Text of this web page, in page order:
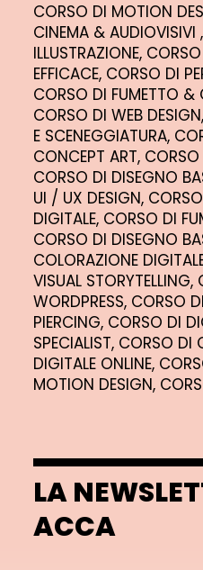
CORSO DI MOTION
CINEMA & AUDIOVISIVI ,
ILLUSTRAZIONE,
EFFICACE, CORSO DI
CORSO DI FUMETTO &
CORSO DI WEB DESIGN,
E SCENEGGIATURA,
CONCEPT ART,
CORSO DI DISEGNO
UI / UX DESIGN,
DIGITALE, CORSO DI
CORSO DI DISEGNO
COLORAZIONE
VISUAL STORYTELLING,
WORDPRESS, CORSO
PIERCING, CORSO DI
SPECIALIST, CORSO DI
DIGITALE ONLINE,
MOTION DESIGN,
LA
ACCA